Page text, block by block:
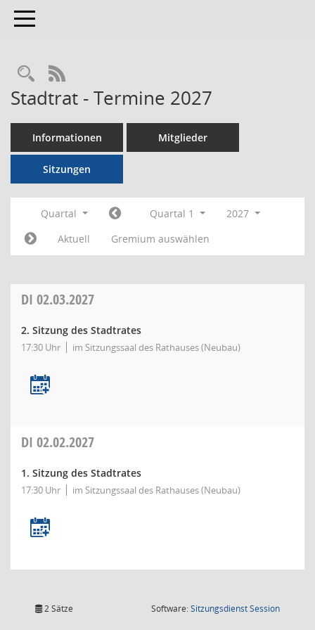
Toggle navigation
RSS-Feed
Stadtrat - Termine 2027
Informationen Mitglieder
Sitzungen
Quartal Quartal 1
2027
Aktuell
Gremium auswählen
DI 02.03.2027
2. Sitzung des Stadtrates
17:30 Uhr im Sitzungssaal des Rathauses (Neubau)
DI 02.02.2027
1. Sitzung des Stadtrates
17:30 Uhr im Sitzungssaal des Rathauses (Neubau)
2 Sätze Software:SitzungsdienstSession(Wird in